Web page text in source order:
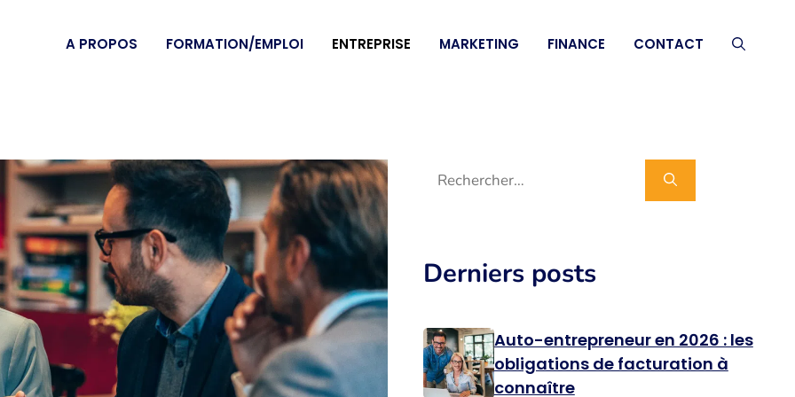
A PROPOS FORMATION/EMPLOI ENTREPRISE MARKETING FINANCE CONTACT
Rechercher :
Derniers posts
Auto-entrepreneur en 2026 : les
obligations de facturation à
connaître